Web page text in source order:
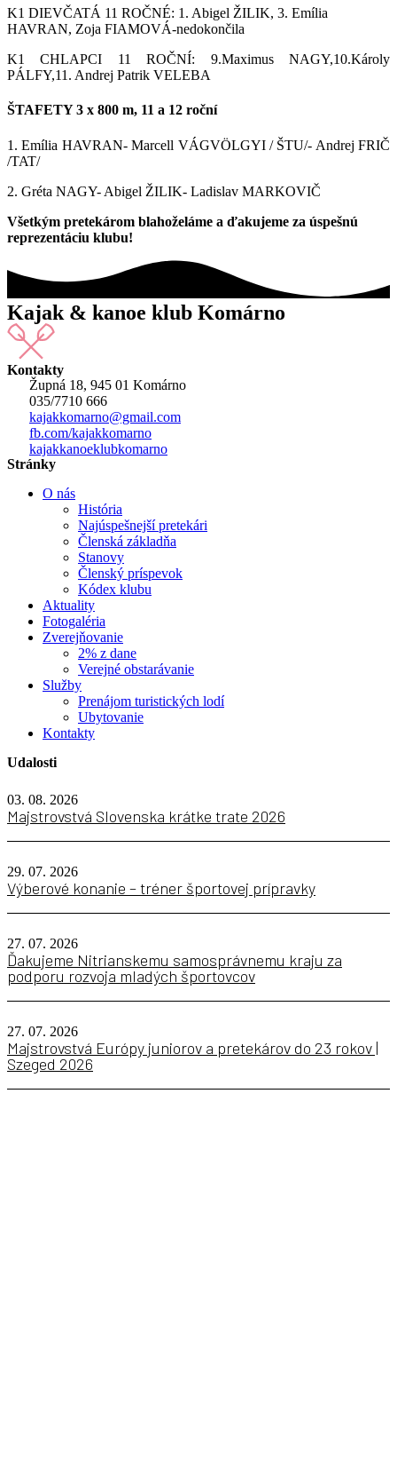
K1 DIEVČATÁ 11 ROČNÉ: 1 . Abigel ŽILIK, 3. Emília
HAVRAN, Zoja FIAMOVÁ-nedokončila
K1 CHLAPCI 11 ROČNÍ: 9.Maximus NAGY,10.Károly
PÁLFY,11. Andrej Patrik VELEBA
ŠTAFETY 3 x 800 m, 11 a 12 roční
1. Emília HAVRAN- Marcell VÁGVÖLGYI / ŠTU/- Andrej FRIČ
/TAT/
2. Gréta NAGY- Abigel ŽILIK- Ladislav MARKOVIČ
Všetkým pretekárom blahoželáme a ďakujeme za úspešnú
reprezentáciu klubu!
Kajak & kanoe klub Komárno
Kontakty
Župná 18, 945 01 Komárno
035/7710 666
kajakkomarno@gmail.com
fb.com/kajakkomarno
kajakkanoeklubkomarno
Stránky
O nás
História
Najúspešnejší pretekári
Členská základňa
Stanovy
Členský príspevok
Kódex klubu
Aktuality
Fotogaléria
Zverejňovanie
2% z dane
Verejné obstarávanie
Služby
Prenájom turistických lodí
Ubytovanie
Kontakty
Udalosti
03. 08. 2026
Majstrovstvá Slovenska krátke trate 2026
29. 07. 2026
Výberové konanie – tréner športovej prípravky
27. 07. 2026
Ďakujeme Nitrianskemu samosprávnemu kraju za
podporu rozvoja mladých športovcov
27. 07. 2026
Majstrovstvá Európy juniorov a pretekárov do 23 rokov |
Szeged 2026